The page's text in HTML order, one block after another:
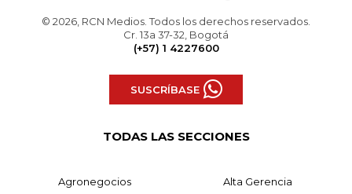
© 2026, RCN Medios. Todos los derechos reservados.
Cr. 13a 37-32, Bogotá
(+57) 1 4227600
SUSCRÍBASE
TODAS LAS SECCIONES
Agronegocios Alta Gerencia